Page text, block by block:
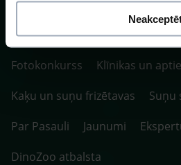
Vienības gatve 109, Rīga, Latvija, LV-
P. 10:00-20:00 / S.SV. 10:00-16:00
Fotokonkurss
Klīnikas un
Kaķu un suņu frizētavas
Suņu
Par Pasauli
Jaunumi
DinoZoo atbalsta